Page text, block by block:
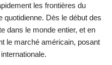
les frontières du
Dès le début des
dans le monde entier, et en
le marché américain, posant